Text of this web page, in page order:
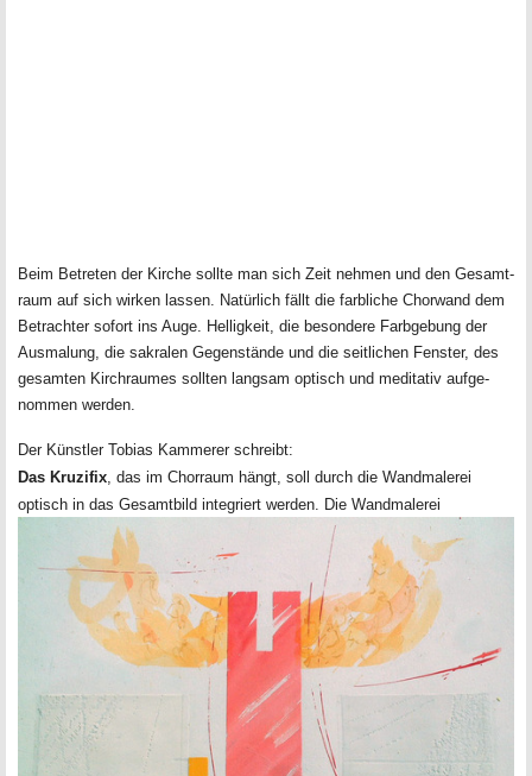
Beim Betreten der Kirche sollte man sich Zeit nehmen und den Gesamt-
raum auf sich wirken lassen. Natürlich fällt die farbliche Chorwand dem
Betrachter sofort ins Auge. Helligkeit, die besondere Farbgebung der
Ausmalung, die sakralen Gegenstände und die seitlichen Fenster, des
gesamten Kirchraumes sollten langsam optisch und meditativ aufge-
nommen werden.
Der Künstler Tobias Kammerer schreibt:
Das Kruzifix, das im Chorraum hängt, soll durch die Wandmalerei
optisch in das Gesamtbild integriert werden. Die Wandmalerei